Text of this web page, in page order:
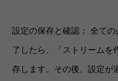
設定の保存と確認： 全て
了したら、「ストリームを
存します。その後、設定が